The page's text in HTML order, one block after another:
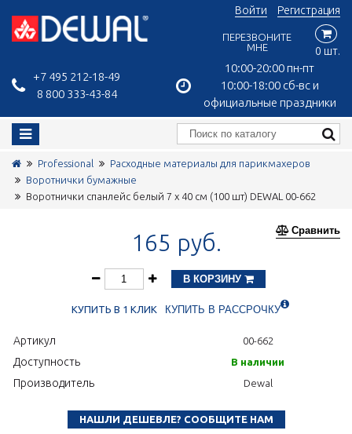
+7 495 212-18-49
8 800 333-43-84
10:00-20:00 пн-пт
10:00-18:00 сб-вс и
официальные праздники
Войти Регистрация
ПЕРЕЗВОНИТЕ
МНЕ
0 шт.
Professional
Расходные материалы для парикмахеров
Воротнички бумажные
Воротнички спанлейс белый 7 х 40 см (100 шт) DEWAL 00-662
Сравнить
165 руб.
В КОРЗИНУ
КУПИТЬ В 1 КЛИК КУПИТЬ В РАССРОЧКУ
Артикул 00-662
Доступность В наличии
Производитель Dewal
НАШЛИ ДЕШЕВЛЕ? СООБЩИТЕ НАМ